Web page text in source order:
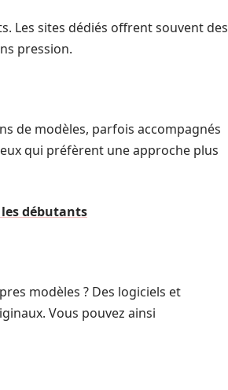
Les sites dédiés offrent souvent des
pression.
de modèles, parfois accompagnés
qui préfèrent une approche plus
débutants
modèles ? Des logiciels et
Vous pouvez ainsi